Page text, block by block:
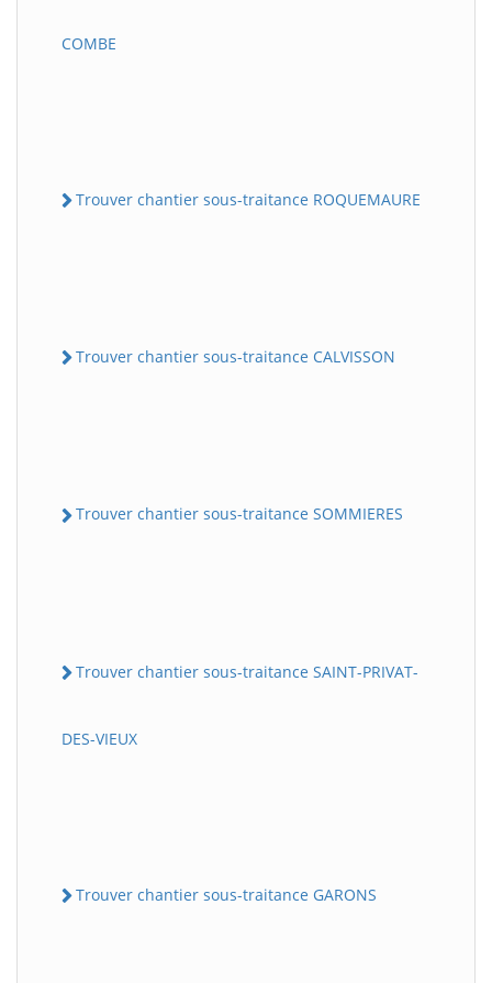
COMBE
Trouver chantier sous-traitance ROQUEMAURE
Trouver chantier sous-traitance CALVISSON
Trouver chantier sous-traitance SOMMIERES
Trouver chantier sous-traitance SAINT-PRIVAT-
DES-VIEUX
Trouver chantier sous-traitance GARONS